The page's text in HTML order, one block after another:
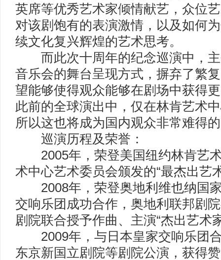
英席等优秀艺术家倾情献艺，众位
对该剧饱有的表演激情，以及如何
续文化复兴辉煌的艺术思考。
而此次十周年的纪念巡演中，主
音乐会的舞台呈现方式，摒弃了繁
望能够使得观众能够在剧场中获得
此前的全球演出中，仅在林肯艺术
所以这也将成为国内观众非常难得
巡演历程及荣誉：
2005年，荣登美国纽约林肯艺术
术中心艺术委员会颁发的“最杰出艺
2008年，荣登奥地利维也纳国家
交响乐团成功合作，奥地利联邦剧
剧院联合授予作曲、主演“杰出艺术
2009年，与日本皇家交响乐团合
东京新国立剧院等剧院公演，获得